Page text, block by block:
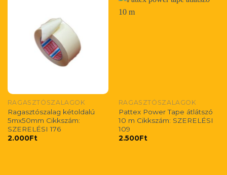
RAGASZTÓSZALAGOK
Ragasztószalag kétoldalú
5mx50mm Cikkszám:
SZERELÉSI 176
2.000Ft
RAGASZTÓSZALAGOK
Pattex Power Tape átlátszó
10 m Cikkszám: SZERELÉSI
109
2.500Ft